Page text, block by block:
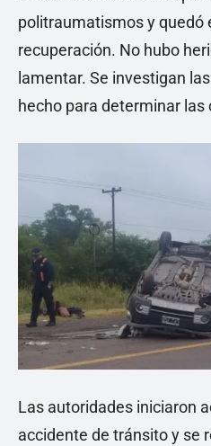
politraumatismos y quedó
recuperación. No hubo
lamentar. Se investigan
hecho para determinar las
Las autoridades iniciaron
accidente de tránsito y se